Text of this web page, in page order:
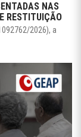
NAS
RESTITUIÇÃO
2026), a